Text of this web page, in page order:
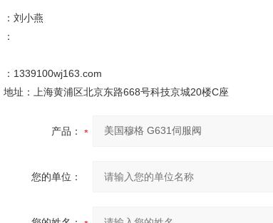
：刘小燕
：
：1339100wj163.com
地址：上海黄浦区北京东路668号科技京城20楼C座
产品：
您的单位：